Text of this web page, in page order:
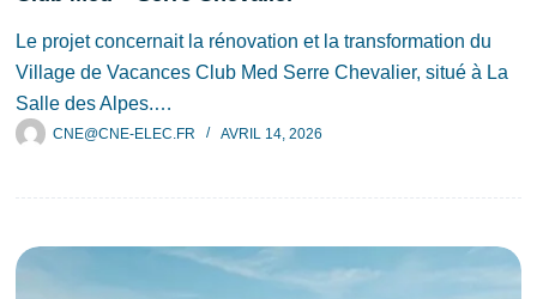
Le projet concernait la rénovation et la transformation du
Village de Vacances Club Med Serre Chevalier, situé à La
Salle des Alpes.…
CNE@CNE-ELEC.FR AVRIL 14, 2026